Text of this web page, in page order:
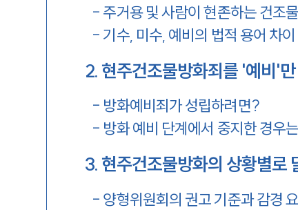
- 주거용 및 사람이 현존하는 건조
- 기수, 미수, 예비의 법적 용어 차이
2. 현주건조물방화죄를 '예비'
- 방화예비죄가 성립하려면?
- 방화 예비 단계에서 중지한 경우
3. 현주건조물방화의 상황별로
- 양형위원회의 권고 기준과 감경